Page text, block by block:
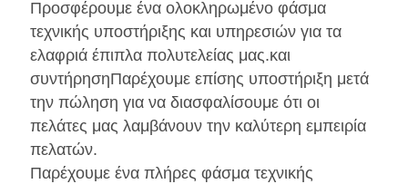
Προσφέρουμε ένα ολοκληρωμένο φάσμα
τεχνικής υποστήριξης και υπηρεσιών για τα
ελαφριά έπιπλα πολυτελείας μας.και
συντήρησηΠαρέχουμε επίσης υποστήριξη μετά
την πώληση για να διασφαλίσουμε ότι οι
πελάτες μας λαμβάνουν την καλύτερη εμπειρία
πελατών.
Παρέχουμε ένα πλήρες φάσμα τεχνικής